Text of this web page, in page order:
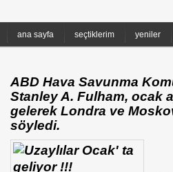
ana sayfa seçtiklerim yeniler
ABD Hava Savunma
Stanley A. Fulham, ocak
gelerek Londra ve
söyledi.